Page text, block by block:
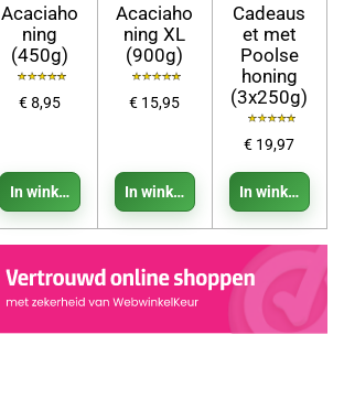
Acaciaho
ning
(450g)
€ 8,95
In winkelwagen
Acaciaho
ning XL
(900g)
€ 15,95
In winkelwagen
Cadeaus
et met
Poolse
honing
(3x250g)
€ 19,97
In